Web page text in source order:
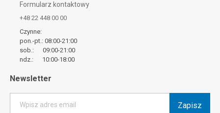
Formularz kontaktowy
+48 22 448 00 00
Czynne:
pon.-pt.: 08:00-21:00
sob.: 09:00-21:00
ndz.: 10:00-18:00
Newsletter
Wpisz adres email Zapisz